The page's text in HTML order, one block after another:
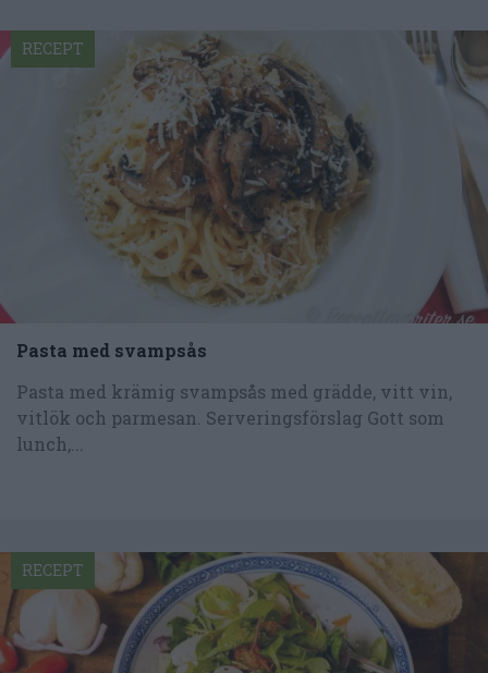
Pasta med svampsås
Pasta med krämig svampsås med grädde, vitt vin,
vitlök och parmesan. Serveringsförslag Gott som
lunch,...
RECEPT
RECEPT